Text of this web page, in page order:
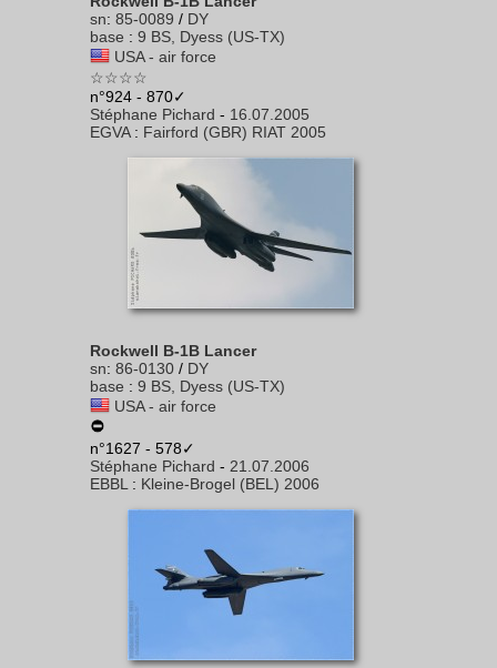
sn: 85-0089 / DY
base : 9 BS, Dyess (US-TX)
USA - air force
☆☆☆☆
n°924 - 870✓
Stéphane Pichard - 16.07.2005
EGVA: Fairford (GBR) RIAT 2005
Rockwell B-1B Lancer
sn: 86-0130 / DY
base : 9 BS, Dyess (US-TX)
USA - air force
n°1627 - 578✓
Stéphane Pichard - 21.07.2006
EBBL : Kleine-Brogel (BEL) 2006